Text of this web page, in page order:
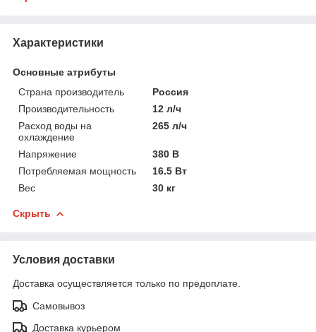
Характеристики
Основные атрибуты
Страна производитель
Россия
Производительность
12 л/ч
Расход воды на
охлаждение
265 л/ч
Напряжение
380 В
Потребляемая мощность
16.5 Вт
Вес
30 кг
Скрыть
Условия доставки
Доставка осуществляется только по предоплате.
Самовывоз
Доставка курьером